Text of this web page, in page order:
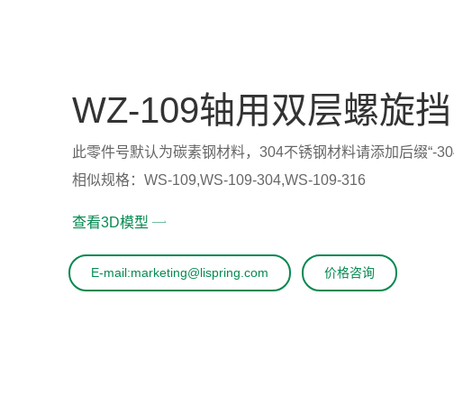
WZ-109轴用双层螺旋
此零件号默认为碳素钢材料，304不锈钢材料请添加后缀“-
相似规格：WS-109,WS-109-304,WS-109-316
查看3D模型
E-mail:marketing@lispring.com 价格咨询